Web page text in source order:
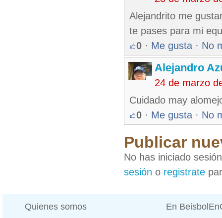
Alejandrito me
te pases para mi
0 · Me gusta · No
Alejandro
24 de marzo
Cuidado may
0 · Me gusta · No
Publicar
No has iniciado
sesión o registrate
Quienes somos En